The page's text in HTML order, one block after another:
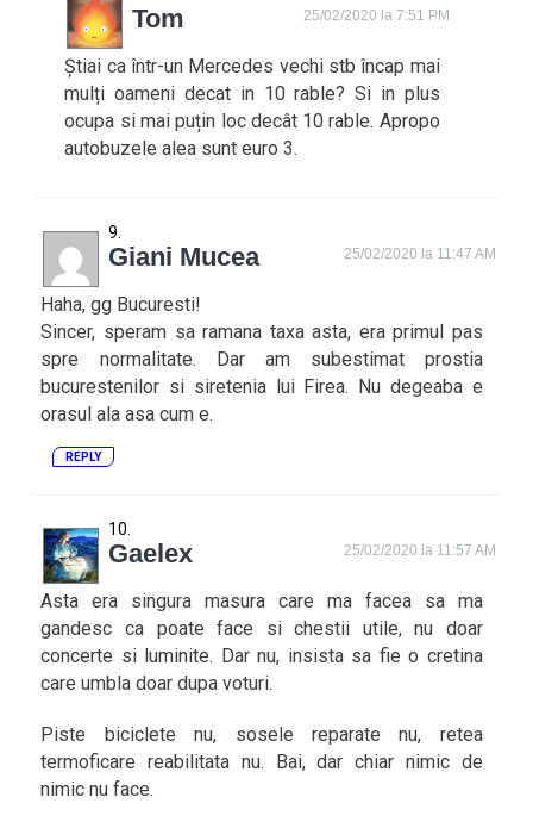
Tom 25/02/2020 la 7:51 PM
Știai ca într-un Mercedes vechi stb încap mai
mulți oameni decat in 10 rable? Si in plus
ocupa si mai puțin loc decât 10 rable. Apropo
autobuzele alea sunt euro 3.
Giani Mucea 25/02/2020 la 11:47 AM
Haha, gg Bucuresti!
Sincer, speram sa ramana taxa asta, era primul pas
spre normalitate. Dar am subestimat prostia
bucurestenilor si siretenia lui Firea. Nu degeaba e
orasul ala asa cum e.
REPLY
Gaelex 25/02/2020 la 11:57 AM
Asta era singura masura care ma facea sa ma
gandesc ca poate face si chestii utile, nu doar
concerte si luminite. Dar nu, insista sa fie o cretina
care umbla doar dupa voturi.
Piste biciclete nu, sosele reparate nu, retea
termoficare reabilitata nu. Bai, dar chiar nimic de
nimic nu face.